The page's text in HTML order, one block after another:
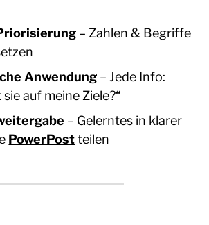
– Zahlen & Begriffe
Anwendung – Jede Info:
auf meine Ziele?“
– Gelerntes in klarer
PowerPostteilen